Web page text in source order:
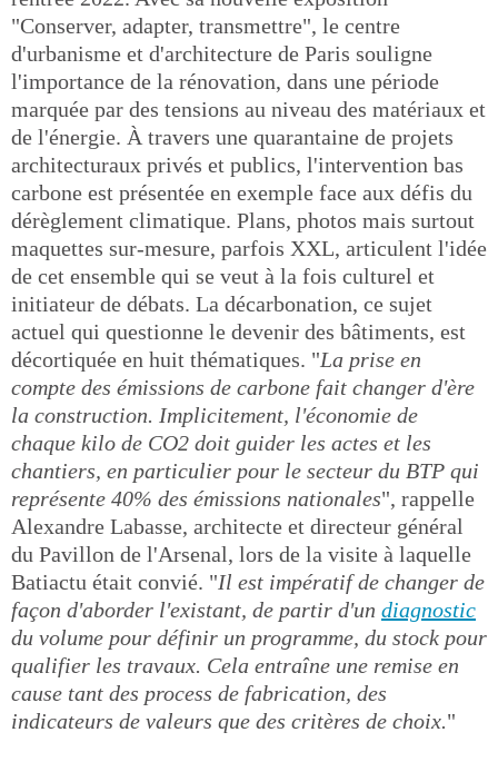
"Conserver, adapter, transmettre", le centre
d'urbanisme et d'architecture de Paris souligne
l'importance de la rénovation, dans une période
marquée par des tensions au niveau des matériaux et
de l'énergie. À travers une quarantaine de projets
architecturaux privés et publics, l'intervention bas
carbone est présentée en exemple face aux défis du
dérèglement climatique. Plans, photos mais surtout
maquettes sur-mesure, parfois XXL, articulent l'idée
de cet ensemble qui se veut à la fois culturel et
initiateur de débats. La décarbonation, ce sujet
actuel qui questionne le devenir des bâtiments, est
décortiquée en huit thématiques. "La prise en
compte des émissions de carbone fait changer d'ère
la construction. Implicitement, l'économie de
chaque kilo de CO2 doit guider les actes et les
chantiers, en particulier pour le secteur du BTP qui
représente 40% des émissions nationales", rappelle
Alexandre Labasse, architecte et directeur général
du Pavillon de l'Arsenal, lors de la visite à laquelle
Batiactu était convié. "Il est impératif de changer de
façon d'aborder l'existant, de partir d'un diagnostic
du volume pour définir un programme, du stock pour
qualifier les travaux. Cela entraîne une remise en
cause tant des process de fabrication, des
indicateurs de valeurs que des critères de choix."